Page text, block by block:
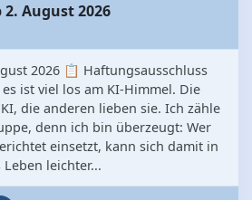
August 2026
2026 📋 Haftungsausschluss
ist viel los am KI-Himmel. Die
die anderen lieben sie. Ich zähle
denn ich bin überzeugt: Wer
einsetzt, kann sich damit in
leichter...